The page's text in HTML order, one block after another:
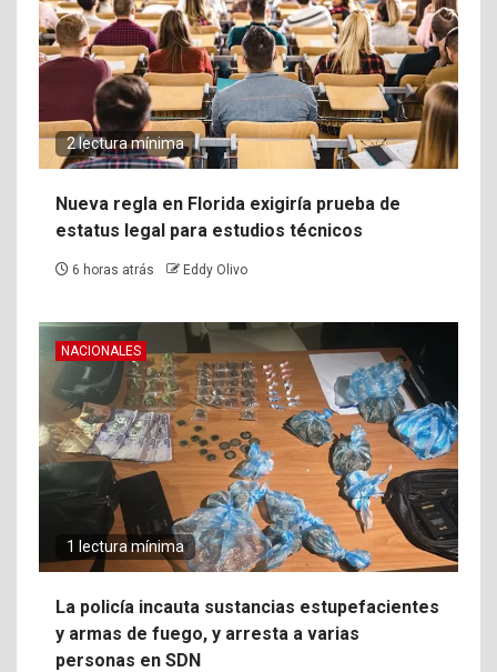
2 lectura mínima
Nueva regla en Florida exigiría prueba de
estatus legal para estudios técnicos
6 horas atrás Eddy Olivo
NACIONALES
1 lectura mínima
La policía incauta sustancias estupefacientes
y armas de fuego, y arresta a varias
personas en SDN